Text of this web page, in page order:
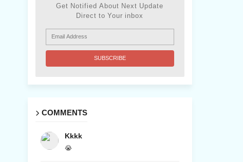
Get Notified About Next Update
Direct to Your inbox
COMMENTS
Kkkk
😭